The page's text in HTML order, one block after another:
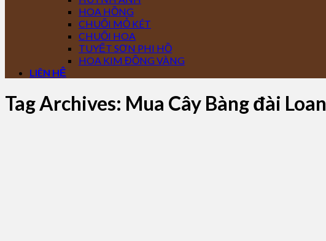
HOA HỒNG
CHUỐI MỎ KÉT
CHUỐI HOA
TUYẾT SƠN PHI HỒ
HOA KIM ĐỒNG VÀNG
LIÊN HỆ
Tag Archives: Mua Cây Bàng đài Loan